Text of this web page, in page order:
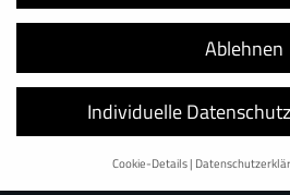
BAUMANN LOGISTIK
Christian-Lassen-Straße 2
D–53117Bonn
+49 228 98 98 044
Ablehnen
Individuelle
Cookie-Details